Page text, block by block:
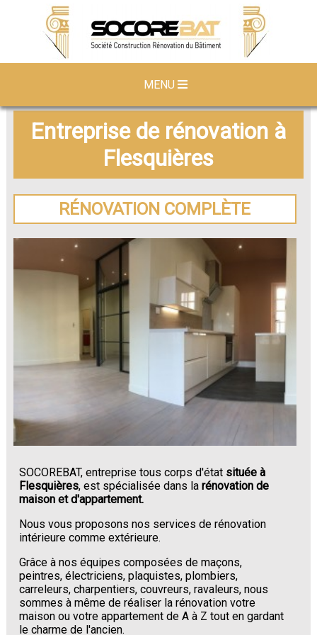
MENU
Entreprise de rénovation à
Flesquières
RÉNOVATION COMPLÈTE
SOCOREBAT, entreprise tous corps d'état située à
Flesquières, est spécialisée dans larénovation de
maison et d'appartement.
Nous vous proposons nos services de rénovation
intérieure comme extérieure.
Grâce à nos équipes composées de maçons,
peintres, électriciens, plaquistes, plombiers,
carreleurs, charpentiers, couvreurs, ravaleurs, nous
sommes à même de réaliser la rénovation votre
maison ou votre appartement de A à Z tout en gardant
le charme de l'ancien.